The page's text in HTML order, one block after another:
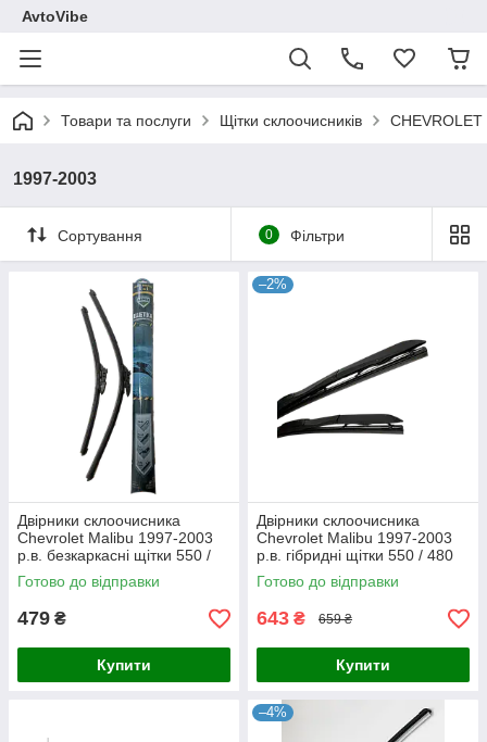
AvtoVibe
Товари та послуги Щітки склоочисників CHEVROLET
1997-2003
Сортування 0 Фільтри
Двірники склоочисника
Chevrolet Malibu 1997-2003
р.в. безкаркасні щітки 550 /
475 мм. Armer (комплект 2
шт.)
Готово до відправки
479 ₴
Купити
–2%
Двірники склоочисника
Chevrolet Malibu 1997-2003
р.в. гібридні щітки 550 / 480
мм. Armer (комплект 2 шт.)
Готово до відправки
643 ₴ 659 ₴
Купити
–4%